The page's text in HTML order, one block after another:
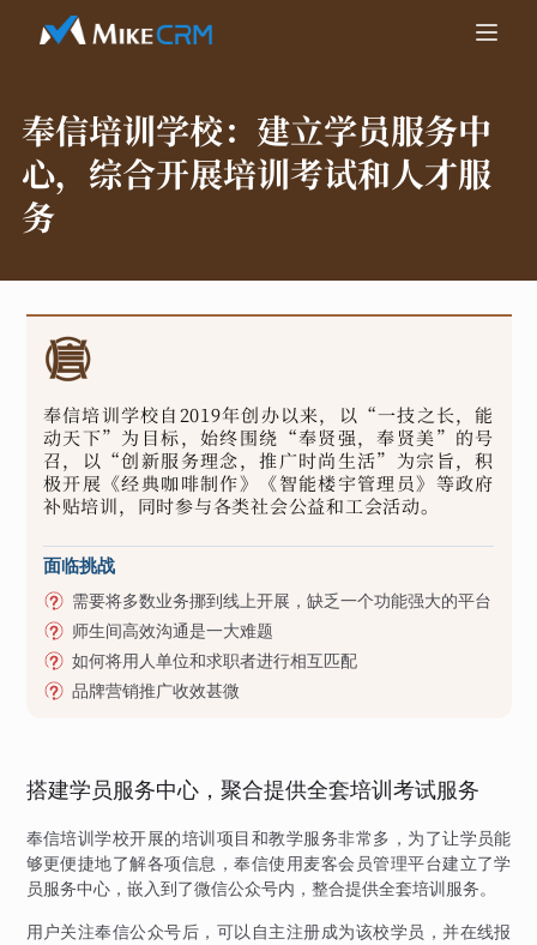
奉信培训学校： 建立学员服务中
心，综合开展培训考试和人才服
务
奉信培训学校自2019年创办以来，以“一技之长，能
动天下”为目标，始终围绕“奉贤强，奉贤美”的号
召，以“创新服务理念，推广时尚生活”为宗旨，积
极开展《经典咖啡制作》《智能楼宇管理员》等政府
补贴培训，同时参与各类社会公益和工会活动。
面临挑战
需要将多数业务挪到线上开展，缺乏一个功能强大的平台
师生间高效沟通是一大难题
如何将用人单位和求职者进行相互匹配
品牌营销推广收效甚微
搭建学员服务中心，聚合提供全套培训考试服务
奉信培训学校开展的培训项目和教学服务非常多，为了让学员能
够更便捷地了解各项信息，奉信使用麦客会员管理平台建立了学
员服务中心，嵌入到了微信公众号内，整合提供全套培训服务。
用户关注奉信公众号后，可以自主注册成为该校学员，并在线报